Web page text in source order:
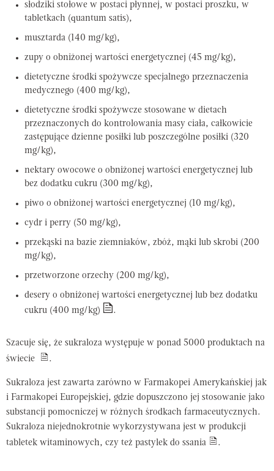
słodziki stołowe w postaci płynnej, w postaci proszku, w
tabletkach (quantum satis),
musztarda (140 mg/kg),
zupy o obniżonej wartości energetycznej (45 mg/kg),
dietetyczne środki spożywcze specjalnego przeznaczenia
medycznego (400 mg/kg),
dietetyczne środki spożywcze stosowane w dietach
przeznaczonych do kontrolowania masy ciała, całkowicie
zastępujące dzienne posiłki lub poszczególne posiłki (320
mg/kg),
nektary owocowe o obniżonej wartości energetycznej lub
bez dodatku cukru (300 mg/kg),
piwo o obniżonej wartości energetycznej (10 mg/kg),
cydr i perry (50 mg/kg),
przekąski na bazie ziemniaków, zbóż, mąki lub skrobi (200
mg/kg),
przetworzone orzechy (200 mg/kg),
desery o obniżonej wartości energetycznej lub bez dodatku
cukru (400 mg/kg)
.
Szacuje się, że sukraloza występuje w ponad 5000 produktach na
świecie
.
Sukraloza jest zawarta zarówno w Farmakopei Amerykańskiej jak
i Farmakopei Europejskiej, gdzie dopuszczono jej stosowanie jako
substancji pomocniczej w różnych środkach farmaceutycznych.
Sukraloza niejednokrotnie wykorzystywana jest w produkcji
tabletek witaminowych, czy też pastylek do ssania
.